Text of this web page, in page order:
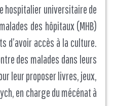
hospitalier universitaire de
des hôpitaux (MHB)
d’avoir accès à la culture.
des malades dans leurs
leur proposer livres, jeux,
en charge du mécénat à